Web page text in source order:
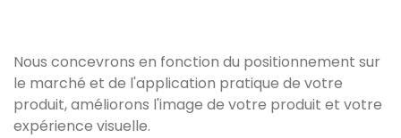
Nous concevrons en fonction du positionnement sur
le marché et de l'application pratique de votre
produit, améliorons l'image de votre produit et votre
expérience visuelle.